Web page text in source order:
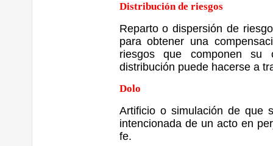
Distribución de riesgos
Reparto o dispersión de
para obtener una
riesgos que componen su
distribución puede hacerse a
Dolo
Artificio o simulación de que
intencionada de un acto en
fe.